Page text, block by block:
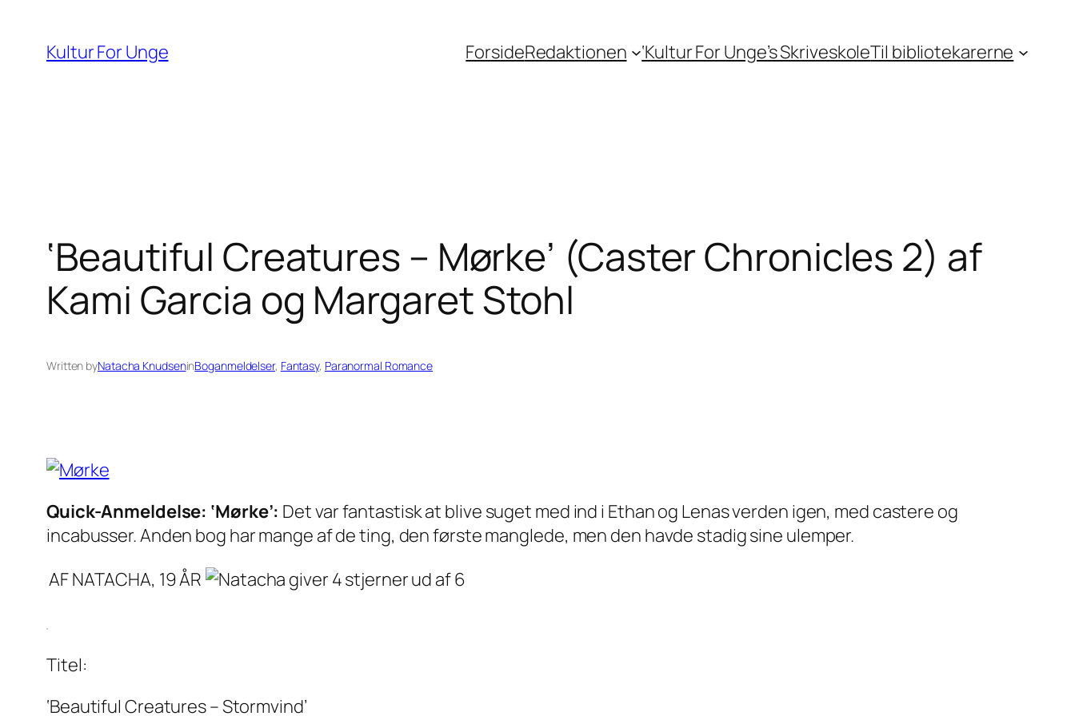
indhold
Kultur For Unge ForsideRedaktionen ‘Kultur For Unge’s SkriveskoleTil bibliotekarerne
‘Beautiful Creatures – Mørke’ (Caster Chronicles 2) af
Kami Garcia og Margaret Stohl
Written byNatacha KnudseninBoganmeldelser, Fantasy, Paranormal Romance
Quick-Anmeldelse: ‘Mørke’: Det var fantastisk at blive suget med ind i Ethan og Lenas verden igen, med castere og
incabusser. Anden bog har mange af de ting, den første manglede, men den havde stadig sine ulemper.
AF NATACHA, 19 ÅR
Titel:
‘Beautiful Creatures – Stormvind’